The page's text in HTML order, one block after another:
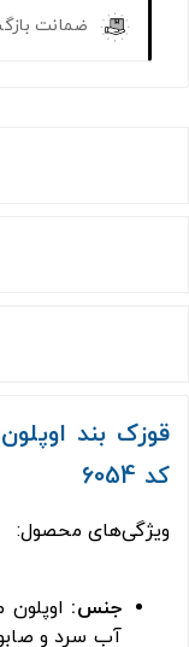
ضمانت
قوزک بند
کد 6054
ویژگی‌های محصول:
جنس:
آب سرد و